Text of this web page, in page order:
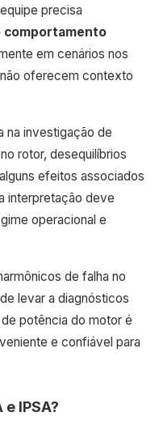
precisa
comportamento
em cenários nos
oferecem contexto
na investigação de
rotor, desequilíbrios
efeitos associados
interpretação deve
operacional e
de falha no
levar a diagnósticos
potência do motor é
e confiável para
IPSA?